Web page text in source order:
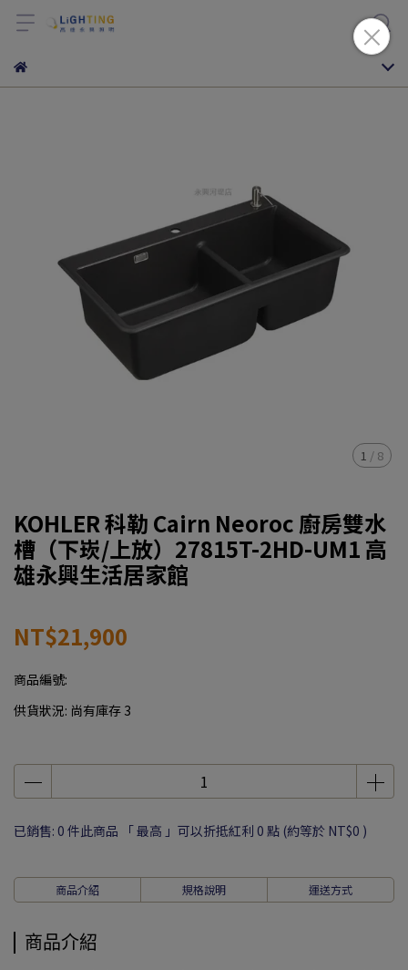
1 / 8
KOHLER 科勒 Cairn Neoroc 廚房雙水
槽（下崁/上放）27815T-2HD-UM1 高
雄永興生活居家館
NT$21,900
商品編號:
供貨狀況: 尚有庫存 3
已銷售: 0 件此商品 「 最高 」可以折抵紅利 0 點 (約等於 NT$0 )
商品介紹 規格說明 運送方式
商品介紹